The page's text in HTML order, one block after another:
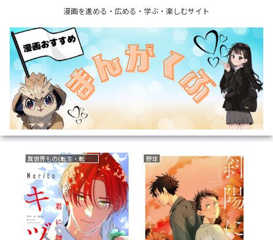
漫画を進める・広める・学ぶ・楽しむサイト
異世界もの(転生・転移・成り上がり・異世界ファンタジー) 野球